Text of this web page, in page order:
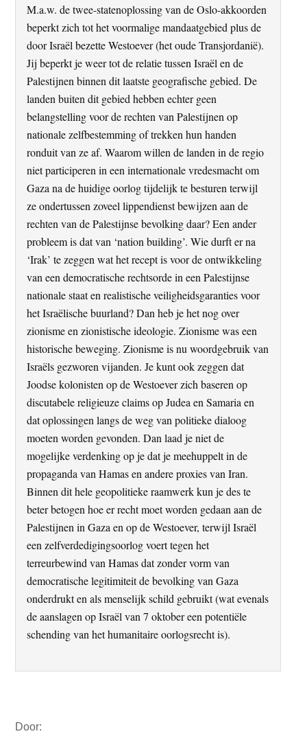
M.a.w. de twee-statenoplossing van de Oslo-akkoorden
beperkt zich tot het voormalige mandaatgebied plus de
door Israël bezette Westoever (het oude Transjordanië).
Jij beperkt je weer tot de relatie tussen Israël en de
Palestijnen binnen dit laatste geografische gebied. De
landen buiten dit gebied hebben echter geen
belangstelling voor de rechten van Palestijnen op
nationale zelfbestemming of trekken hun handen
ronduit van ze af. Waarom willen de landen in de regio
niet participeren in een internationale vredesmacht om
Gaza na de huidige oorlog tijdelijk te besturen terwijl
ze ondertussen zoveel lippendienst bewijzen aan de
rechten van de Palestijnse bevolking daar? Een ander
probleem is dat van ‘nation building’. Wie durft er na
‘Irak’ te zeggen wat het recept is voor de ontwikkeling
van een democratische rechtsorde in een Palestijnse
nationale staat en realistische veiligheidsgaranties voor
het Israëlische buurland? Dan heb je het nog over
zionisme en zionistische ideologie. Zionisme was een
historische beweging. Zionisme is nu woordgebruik van
Israëls gezworen vijanden. Je kunt ook zeggen dat
Joodse kolonisten op de Westoever zich baseren op
discutabele religieuze claims op Judea en Samaria en
dat oplossingen langs de weg van politieke dialoog
moeten worden gevonden. Dan laad je niet de
mogelijke verdenking op je dat je meehuppelt in de
propaganda van Hamas en andere proxies van Iran.
Binnen dit hele geopolitieke raamwerk kun je des te
beter betogen hoe er recht moet worden gedaan aan de
Palestijnen in Gaza en op de Westoever, terwijl Israël
een zelfverdedigingsoorlog voert tegen het
terreurbewind van Hamas dat zonder vorm van
democratische legitimiteit de bevolking van Gaza
onderdrukt en als menselijk schild gebruikt (wat evenals
de aanslagen op Israël van 7 oktober een potentiële
schending van het humanitaire oorlogsrecht is).
Sidebar
Door: